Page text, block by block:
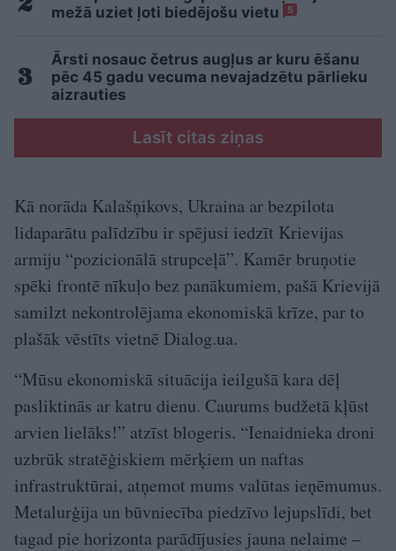
mežā uziet ļoti biedējošu vietu
5
Ārsti nosauc četrus augļus ar kuru ēšanu
pēc 45 gadu vecuma nevajadzētu pārlieku
aizrauties
Lasīt citas ziņas
Kā norāda Kalašņikovs, Ukraina ar bezpilota
lidaparātu palīdzību ir spējusi iedzīt Krievijas
armiju “pozicionālā strupceļā”. Kamēr bruņotie
spēki frontē nīkuļo bez panākumiem, pašā Krievijā
samilzt nekontrolējama ekonomiskā krīze, par to
plašāk vēstīts vietnē Dialog.ua.
“Mūsu ekonomiskā situācija ieilgušā kara dēļ
pasliktinās ar katru dienu. Caurums budžetā kļūst
arvien lielāks!” atzīst blogeris. “Ienaidnieka droni
uzbrūk stratēģiskiem mērķiem un naftas
infrastruktūrai, atņemot mums valūtas ieņēmumus.
Metalurģija un būvniecība piedzīvo lejupslīdi, bet
tagad pie horizonta parādījusies jauna nelaime –